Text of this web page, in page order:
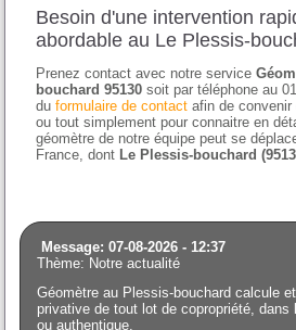
Besoin d'une intervention
abordable au Le Plessis-
Prenez contact avec notre service
bouchard 95130 soit par téléphone au
duformulaire de contact afin de convenir
ou tout simplement pour connaitre en
géomètre de notre équipe peut se
France, dont Le Plessis-bouchard
Message: 07-08-2026 - 12:37
Thème: Notre actualité
Géomètre au Plessis-bouchard calcule
privative de tout lot de copropriété,
ou authentique.